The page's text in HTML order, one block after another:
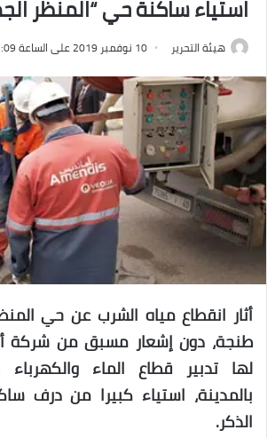
استياء ساكنة حي “المنظر
هيئة التحرير 10 نوفمبر 2019 على الساعة 3:09 مساءً
أثار انقطاع مياه الشرب عن حي
طنجة، دون إشعار مسبق من شركة
لها تدبير قطاع الماء والكهرباء
بالمدينة، استياء كبيرا من درف
الذكر.